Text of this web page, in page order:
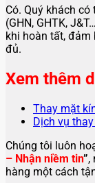
Có. Quý khách
(GHN, GHTK,
khi hoàn tất,
đủ.
Xem thêm
Thay mặt
Dịch vụ
Chúng tôi luôn
– Nhận niềm tin”,
hàng một cách